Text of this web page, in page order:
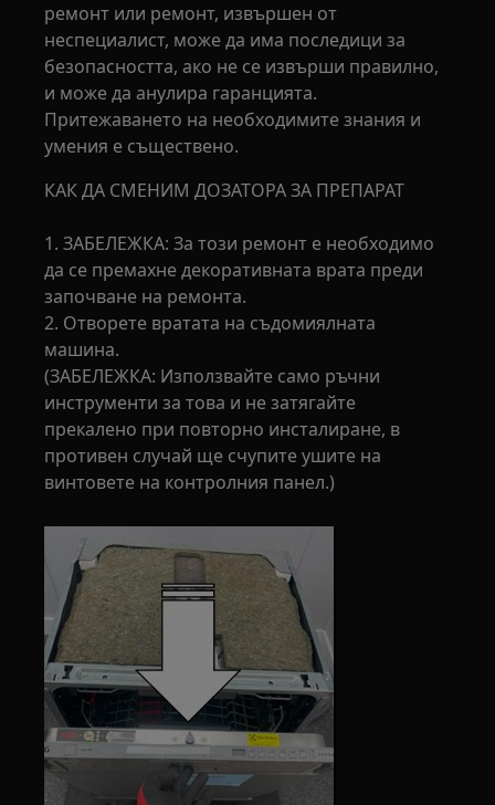
ремонт или ремонт, извършен от
неспециалист, може да има последици за
безопасността, ако не се извърши правилно,
и може да анулира гаранцията.
Притежаването на необходимите знания и
умения е съществено.
КАК ДА СМЕНИМ ДОЗАТОРА ЗА ПРЕПАРАТ
1. ЗАБЕЛЕЖКА: За този ремонт е необходимо
да се премахне декоративната врата преди
започване на ремонта.
2. Отворете вратата на съдомиялната
машина.
(ЗАБЕЛЕЖКА: Използвайте само ръчни
инструменти за това и не затягайте
прекалено при повторно инсталиране, в
противен случай ще счупите ушите на
винтовете на контролния панел.)